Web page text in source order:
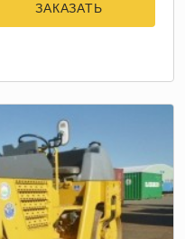
ЗАКАЗАТЬ